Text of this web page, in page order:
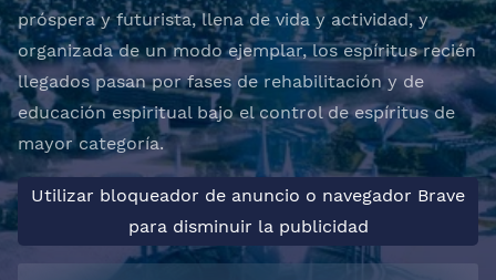
próspera y futurista, llena de vida y actividad, y
organizada de un modo ejemplar, los espíritus recién
llegados pasan por fases de rehabilitación y de
educación espiritual bajo el control de espíritus de
mayor categoría.
Utilizar bloqueador de anuncio o navegador Brave
para disminuir la publicidad